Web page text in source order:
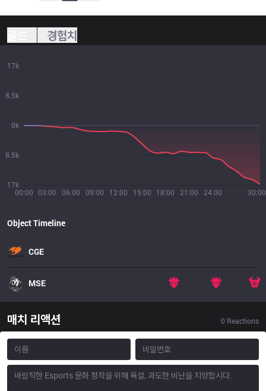
경험치
00:00 03:00 06:00 09:00 12:00 15:00 18:00 21:00 24:00 30:00
17k
8.5k
0k
8.5k
17k
Object Timeline
CGE
MSE
매치 리액션 0 Reactions